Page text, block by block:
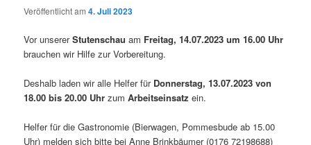
Veröffentlicht am4. Juli 2023
Vor unsererStutenschau am Freitag, 14.07.2023 um 16.00 Uhr
brauchen wir Hilfe zur Vorbereitung.
Deshalb laden wir alle Helfer für Donnerstag, 13.07.2023 von
18.00 bis 20.00 Uhr zumArbeitseinsatz ein.
Helfer für die Gastronomie (Bierwagen, Pommesbude ab 15.00
Uhr) melden sich bitte bei Anne Brinkbäumer (0176 72198688)